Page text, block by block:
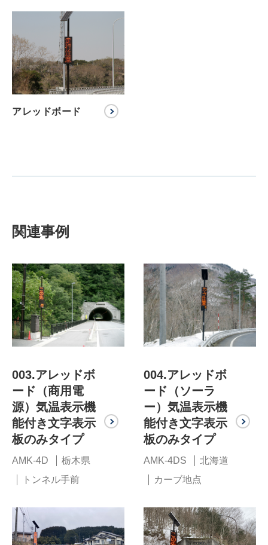
アレッドボード
関連事例
003.アレッドボ
ード（商用電
源）気温表示機
能付き文字表示
板のみタイプ
AMK-4D
栃木県
トンネル手前
004.アレッドボ
ード（ソーラ
ー）気温表示機
能付き文字表示
板のみタイプ
AMK-4DS
北海道
カーブ地点